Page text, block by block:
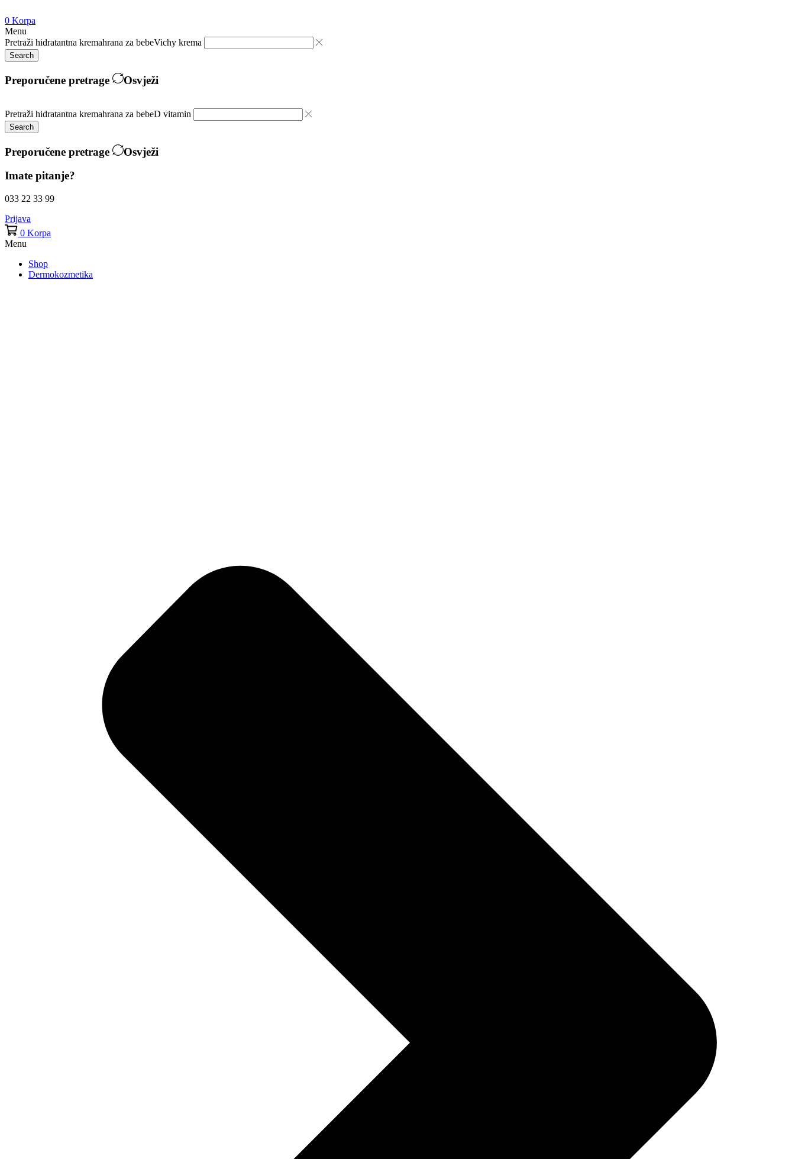
0 Korpa
Menu
Pretraži hidratantna kremahrana za bebeVichy krema
Search
Preporučene pretrage Osvježi
Pretraži hidratantna kremahrana za bebeD vitamin
Search
Preporučene pretrage
Osvježi
Imate pitanje?
033 22 33 99
Prijava
0 Korpa
Menu
Shop
Dermokozmetika